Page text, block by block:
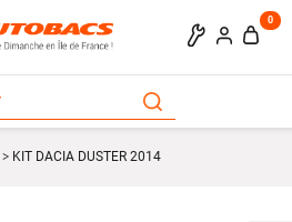
0
KIT DACIA DUSTER 2014